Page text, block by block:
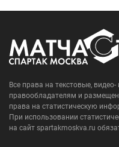
Все права на текстовые,
правообладателям и
права на статистическую
При использовании
на сайт spartakmoskva.ru